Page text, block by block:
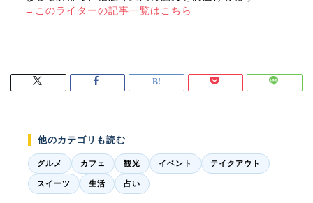
→このライターの記事一覧はこちら
他のカテゴリも読む
グルメ カフェ 観光 イベント テイクアウト
スイーツ 生活 占い